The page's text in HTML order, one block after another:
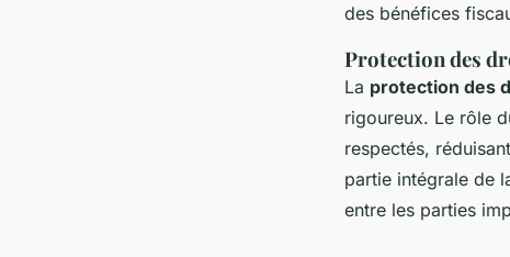
des bénéfices
Protection des
La protection des
rigoureux. Le rôle
respectés,
partie intégrale de
entre les parties